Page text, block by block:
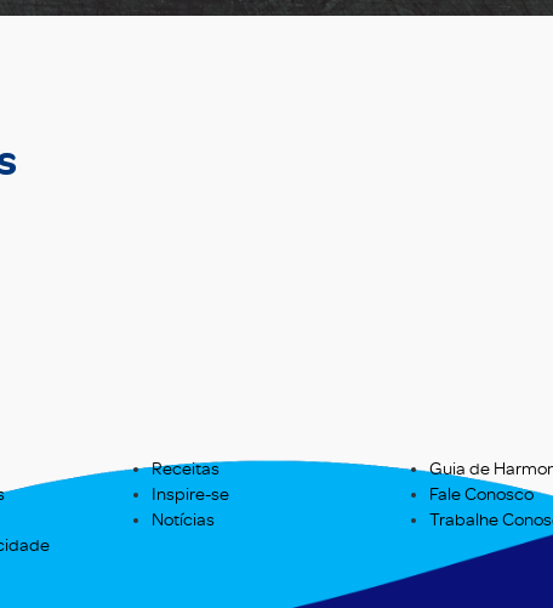
Receitas
Inspire-se
Notícias
Guia de
Fale Conosco
Trabalhe